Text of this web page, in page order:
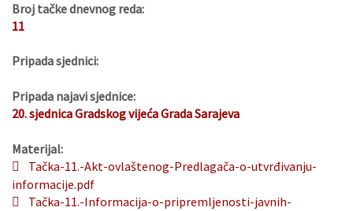
Broj tačke dnevnog reda:
11
Pripada sjednici:
Pripada najavi sjednice:
20. sjednica Gradskog vijeća Grada Sarajeva
Materijal:
Tačka-11.-Akt-ovlaštenog-Predlagača-o-utvrđivanju-
informacije.pdf
Tačka-11.-Informacija-o-pripremljenosti-javnih-